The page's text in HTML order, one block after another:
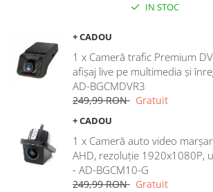
IN STOC
+ CADOU
1 x Cameră trafic Premium
afișaj live pe multimedia și
AD-BGCMDVR3
249,99 RON Gratuit
+ CADOU
1 x Cameră auto video
AHD, rezoluție 1920x1080P,
- AD-BGCM10-G
249,99 RON Gratuit